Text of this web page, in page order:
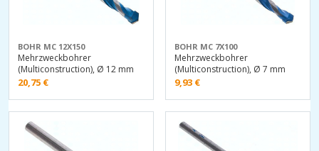
BOHR MC 12X150
Mehrzweckbohrer
(Multiconstruction), Ø 12 mm
20,75 €
BOHR MC 7X100
Mehrzweckbohrer
(Multiconstruction), Ø 7 mm
9,93 €